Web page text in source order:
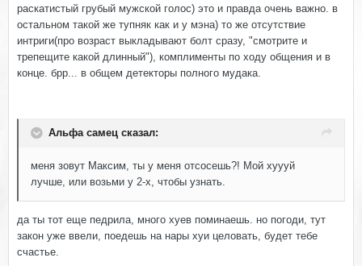
раскатистый грубый мужской голос) это и правда очень важно. в
остальном такой же тупняк как и у мэна) то же отсутствие
интриги(про возраст выкладывают болт сразу, "смотрите и
трепещите какой длинный"), комплименты по ходу общения и в
конце. брр... в общем детекторы полного мудака.
Альфа самец сказал:
меня зовут Максим, ты у меня отсосешь?! Мой хуууй
лучше, или возьми у 2-х, чтобы узнать.
да ты тот еще пeдрила, много хyев поминаешь. но погоди, тут
закон уже ввели, поедешь на нары хyи целовать, будет тебе
счастье.